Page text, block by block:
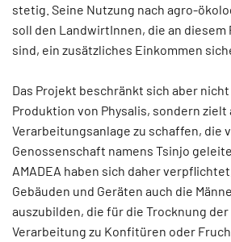
stetig. Seine Nutzung nach agro-
soll den LandwirtInnen, die an
sind, ein zusätzliches Einkommen
Das Projekt beschränkt sich aber
Produktion von Physalis, sondern zielt
Verarbeitungsanlage zu schaffen, die
Genossenschaft namens Tsinjo
AMADEA haben sich daher
Gebäuden und Geräten auch die
auszubilden, die für die Trocknung
Verarbeitung zu Konfitüren oder